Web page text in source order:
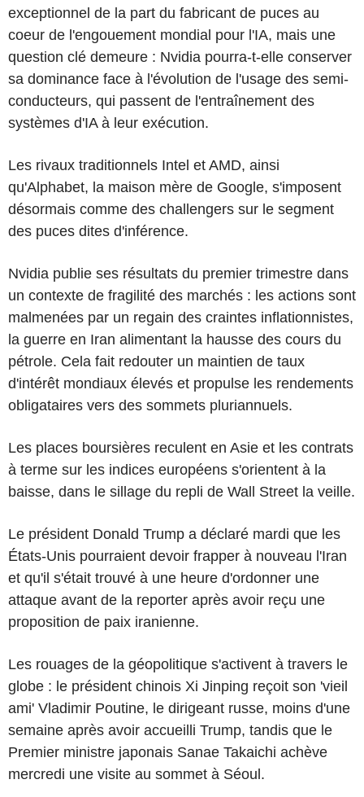
exceptionnel de la part du fabricant de puces au
coeur de l'engouement mondial pour l'IA, mais une
question clé demeure : Nvidia pourra-t-elle conserver
sa dominance face à l'évolution de l'usage des semi-
conducteurs, qui passent de l'entraînement des
systèmes d'IA à leur exécution.
Les rivaux traditionnels Intel et AMD, ainsi
qu'Alphabet, la maison mère de Google, s'imposent
désormais comme des challengers sur le segment
des puces dites d'inférence.
Nvidia publie ses résultats du premier trimestre dans
un contexte de fragilité des marchés : les actions sont
malmenées par un regain des craintes inflationnistes,
la guerre en Iran alimentant la hausse des cours du
pétrole. Cela fait redouter un maintien de taux
d'intérêt mondiaux élevés et propulse les rendements
obligataires vers des sommets pluriannuels.
Les places boursières reculent en Asie et les contrats
à terme sur les indices européens s'orientent à la
baisse, dans le sillage du repli de Wall Street la veille.
Le président Donald Trump a déclaré mardi que les
États-Unis pourraient devoir frapper à nouveau l'Iran
et qu'il s'était trouvé à une heure d'ordonner une
attaque avant de la reporter après avoir reçu une
proposition de paix iranienne.
Les rouages de la géopolitique s'activent à travers le
globe : le président chinois Xi Jinping reçoit son 'vieil
ami' Vladimir Poutine, le dirigeant russe, moins d'une
semaine après avoir accueilli Trump, tandis que le
Premier ministre japonais Sanae Takaichi achève
mercredi une visite au sommet à Séoul.